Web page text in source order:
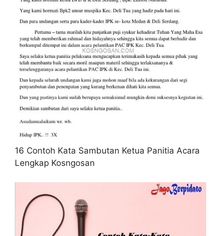
16 Contoh Kata Sambutan Ketua Panitia Acara
Lengkap Kosngosan